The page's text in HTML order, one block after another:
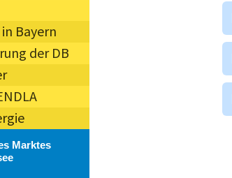
Bayern
der DB
Marktes